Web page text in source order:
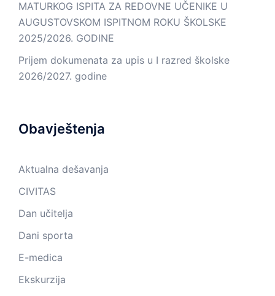
MATURKOG ISPITA ZA REDOVNE UČENIKE U
AUGUSTOVSKOM ISPITNOM ROKU ŠKOLSKE
2025/2026. GODINE
Prijem dokumenata za upis u I razred školske
2026/2027. godine
Obavještenja
Aktualna dešavanja
CIVITAS
Dan učitelja
Dani sporta
E-medica
Ekskurzija